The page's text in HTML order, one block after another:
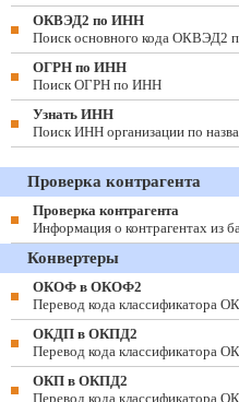
ОКВЭД2 по ИНН
Поиск основного кода ОКВЭД2
ОГРН по ИНН
Поиск ОГРН по ИНН
Узнать ИНН
Поиск ИНН организации по
Проверка контрагента
Проверка контрагента
Информация о контрагентах из
Конвертеры
ОКОФ в ОКОФ2
Перевод кода классификатора
ОКДП в ОКПД2
Перевод кода классификатора
ОКП в ОКПД2
Перевод кода классификатора